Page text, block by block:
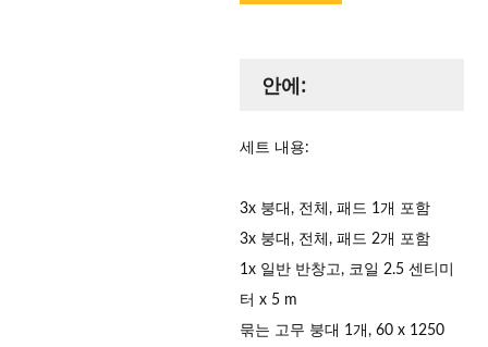
안에:
세트 내용:
3x 붕대, 전체, 패드 1개 포함
3x 붕대, 전체, 패드 2개 포함
1x 일반 반창고, 코일 2.5 센티미
터 x 5 m
묶는 고무 붕대 1개, 60 x 1250